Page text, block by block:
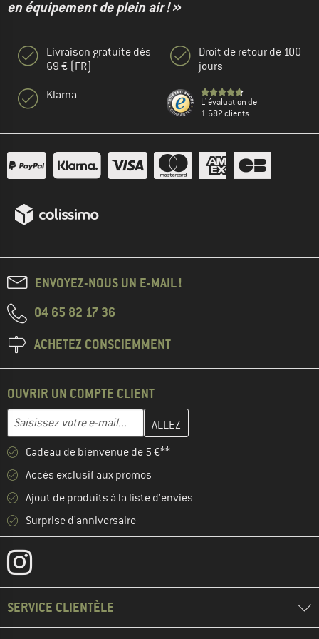
en équipement de plein air ! »
Livraison gratuite dès
69 € (FR)
Klarna
Droit de retour de 100
jours
L' évaluation de
1.682 clients
ENVOYEZ-NOUS UN E-MAIL !
04 65 82 17 36
ACHETEZ CONSCIEMMENT
OUVRIR UN COMPTE CLIENT
Adresse e-mail
Entrez votre adresse e-mail ici et créez votre compte client à la
Cadeau de bienvenue de 5 €**
Accès exclusif aux promos
Ajout de produits à la liste d'envies
Surprise d'anniversaire
SERVICE CLIENTÈLE